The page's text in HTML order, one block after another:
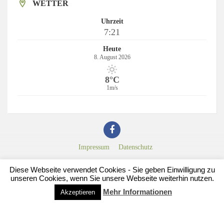
WETTER
Uhrzeit
7:21
Heute
8. August 2026
8°C
1m/s
Impressum Datenschutz
nfb - network for business GbR
www.nfb.de
Diese Webseite verwendet Cookies - Sie geben Einwilligung zu
unseren Cookies, wenn Sie unsere Webseite weiterhin nutzen.
Akzeptieren Mehr Informationen